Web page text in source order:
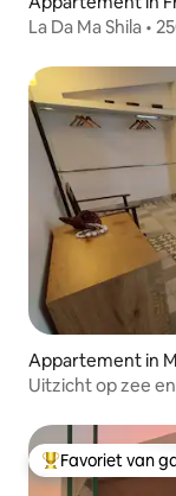
La Da Ma Shila •
Uitzicht op zee
Topfavoriet van
Favoriet van